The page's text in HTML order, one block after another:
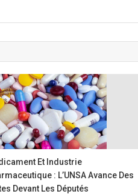
Et Industrie
: L’UNSA Avance Des
Devant Les Députés